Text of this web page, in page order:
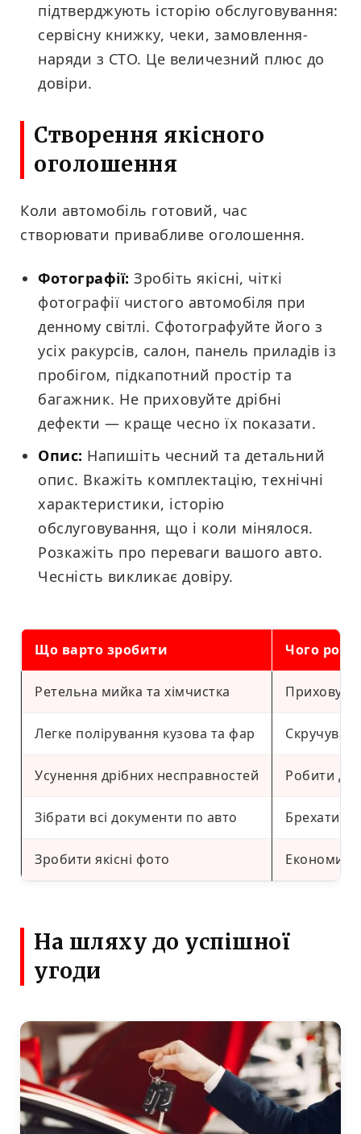
підтверджують історію обслуговування:
сервісну книжку, чеки, замовлення-
наряди з СТО. Це величезний плюс до
довіри.
Створення якісного
оголошення
Коли автомобіль готовий, час
створювати привабливе оголошення.
Фотографії: Зробіть якісні, чіткі
фотографії чистого автомобіля при
денному світлі. Сфотографуйте його з
усіх ракурсів, салон, панель приладів із
пробігом, підкапотний простір та
багажник. Не приховуйте дрібні
дефекти — краще чесно їх показати.
Опис: Напишіть чесний та детальний
опис. Вкажіть комплектацію, технічні
характеристики, історію
обслуговування, що і коли мінялося.
Розкажіть про переваги вашого авто.
Чесність викликає довіру.
Що варто зробити Чого
Ретельна мийка та хімчистка
Легке полірування кузова та фар
Усунення дрібних несправностей Робити
Зібрати всі документи по авто Брехати
Зробити якісні фото
На шляху до успішної
угоди